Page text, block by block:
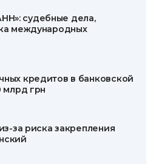
судебные дела,
международных
кредитов в банковской
млрд грн
за риска закрепления